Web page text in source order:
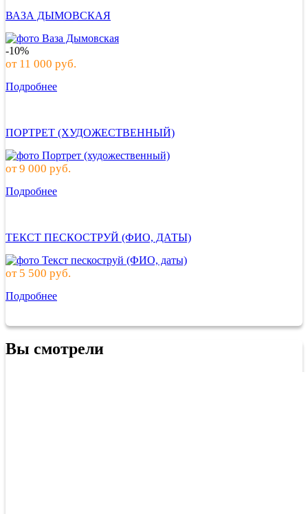
ВАЗА ДЫМОВСКАЯ
-10%
от 11 000 руб.
Подробнее
ПОРТРЕТ (ХУДОЖЕСТВЕННЫЙ)
от9 000 руб.
Подробнее
ТЕКСТ ПЕСКОСТРУЙ (ФИО, ДАТЫ)
от 5 500 руб.
Подробнее
Вы смотрели